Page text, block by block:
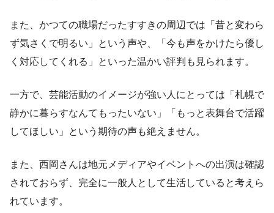
また、かつての職場だったすすきの周辺では「昔と変わら
ず気さくで明るい」という声や、「今も声をかけたら優し
く対応してくれる」といった温かい評判も見られます。
一方で、芸能活動のイメージが強い人にとっては「札幌で
静かに暮らすなんてもったいない」「もっと表舞台で活躍
してほしい」という期待の声も絶えません。
また、西岡さんは地元メディアやイベントへの出演は確認
されておらず、完全に一般人として生活していると考えら
れています。